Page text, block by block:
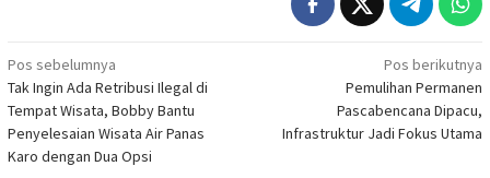
Navigasi
pos
Pos sebelumnya
Tak Ingin Ada Retribusi Ilegal di
Tempat Wisata, Bobby Bantu
Penyelesaian Wisata Air Panas
Karo dengan Dua Opsi
Pos berikutnya
Pemulihan Permanen
Pascabencana Dipacu,
Infrastruktur Jadi Fokus Utama